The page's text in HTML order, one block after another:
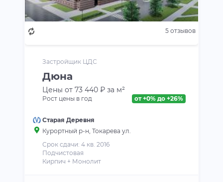
5 отзывов
Застройщик ЦДС
Дюна
Цены от 73 440 ₽ за м²
Рост цены в год от +0% до +26%
Старая Деревня
Курортный р-н , Токарева ул.
Срок сдачи: 4 кв. 2016
Подчистовая
Кирпич + Монолит